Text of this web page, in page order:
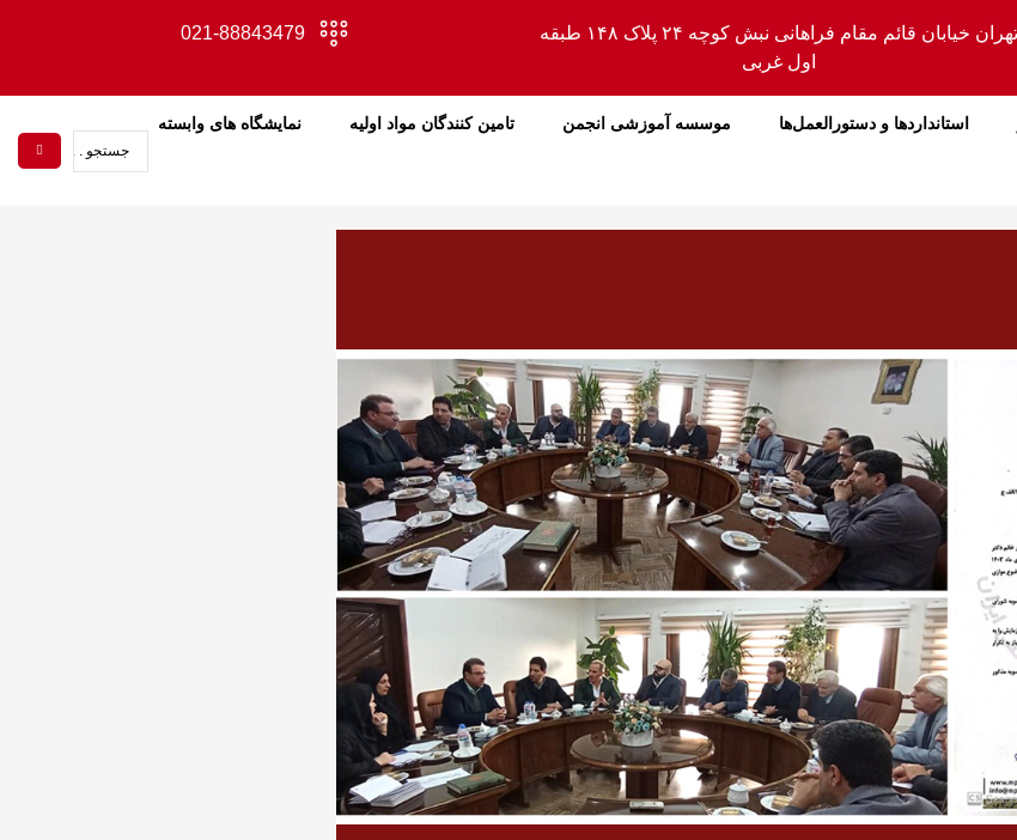
تهران خیابان قائم مقام فراهانی نبش کوچه ۲۴ پلاک ۱۴۸ طبقه
اول غربی
021-88843479
استانداردها و دستورالعمل‌ها موسسه آموزشی انجمن تامین کنندگان مواد اولیه نمایشگاه های وابسته